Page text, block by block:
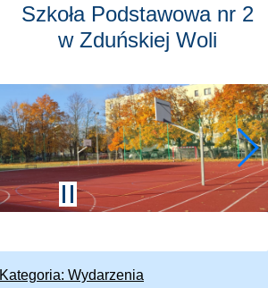
Szkoła Podstawowa nr 2
w Zduńskiej Woli
Kategoria: Wydarzenia